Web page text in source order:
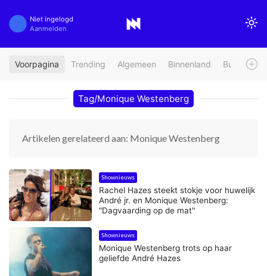
Niet ingelogd
Aanmelden
Voorpagina Trending Algemeen Binnenland Buitenland
Tag/Monique Westenberg
Artikelen gerelateerd aan: Monique Westenberg
Shownieuws
Rachel Hazes steekt stokje voor huwelijk
André jr. en Monique Westenberg:
"Dagvaarding op de mat"
Shownieuws
Monique Westenberg trots op haar
geliefde André Hazes